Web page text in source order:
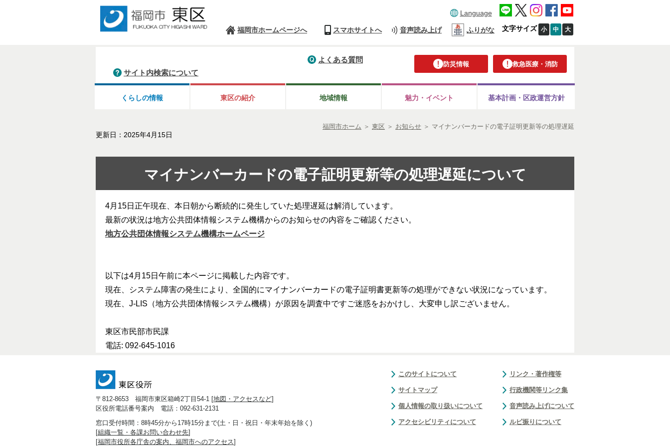
Language
福岡市ホームページへ スマホサイトへ 音声読み上げ ふりがな 文字サイズ 小 中 大
防災情報 救急医療・消防
よくある質問
サイト内検索について
くらしの情報 東区の紹介 地域情報 魅力・イベント 基本計画・ 区政運営方針
福岡市ホーム ＞ 東区 ＞ お知らせ ＞ マイナンバーカードの電子証明更新等の処理遅延
更新日：2025年4月15日
マイナンバーカードの電子証明更新等の処理遅延について
4月15日正午現在、本日朝から断続的に発生していた処理遅延は解消しています。
最新の状況は地方公共団体情報システム機構からのお知らせの内容をご確認ください。
地方公共団体情報システム機構ホームページ
以下は4月15日午前に本ページに掲載した内容です。
現在、システム障害の発生により、全国的にマイナンバーカードの電子証明書更新等の処理ができない状況になっています。
現在、J-LIS（地方公共団体情報システム機構）が原因を調査中ですご迷惑をおかけし、大変申し訳ございません。
東区市民部市民課
電話: 092-645-1016
〒812-8653 福岡市東区箱崎2丁目54-1 [地図・アクセスなど]
区役所電話番号案内 電話：092-631-2131
窓口受付時間：8時45分から17時15分まで(土・日・祝日・年末年始を除く)
[組織一覧・各課お問い合わせ先]
[福岡市役所各庁舎の案内、福岡市へのアクセス]
このサイトについて
サイトマップ
個人情報の取り扱いについて
アクセシビリティについて
リンク・著作権等
行政機関等リンク集
音声読み上げについて
ルビ振りについて